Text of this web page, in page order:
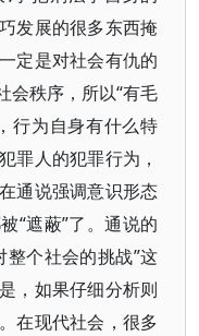
发展的很多东西掩
定是对社会有仇的
会秩序，所以“有毛
行为自身有什么特
罪人的犯罪行为，
通说强调意识形态
“遮蔽”了。通说的
个社会的挑战”这
，如果仔细分析则
在现代社会，很多